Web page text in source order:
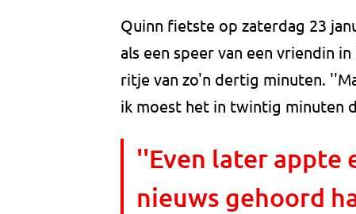
Quinn fietste op zaterdag 23
als een speer van een vriendin
ritje van zo'n dertig minuten.
ik moest het in twintig minuten
''Even later appte
nieuws gehoord